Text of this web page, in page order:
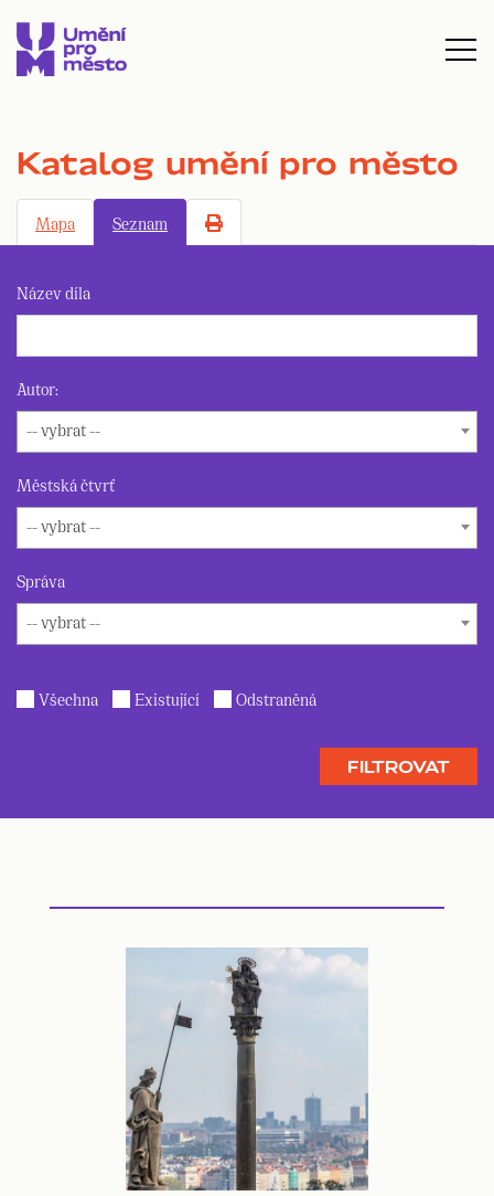
Katalog umění pro město
Mapa Seznam
Název díla
Autor:
-- vybrat --
Městská čtvrť
-- vybrat --
Správa
-- vybrat --
Všechna Existující Odstraněná
FILTROVAT